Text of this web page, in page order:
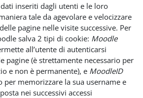
inseriti dagli utenti e le loro
tale da agevolare e velocizzare
pagine nelle visite successive. Per
salva 2 tipi di cookie: Moodle
all’utente di autenticarsi
pagine (è strettamente necessario per
e non è permanente), e MoodleID
per memorizzare la sua username e
nei successivi accessi